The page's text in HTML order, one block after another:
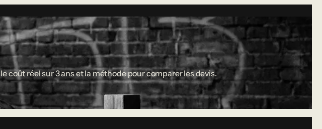
réel sur 3 ans et la méthode pour comparer les devis.